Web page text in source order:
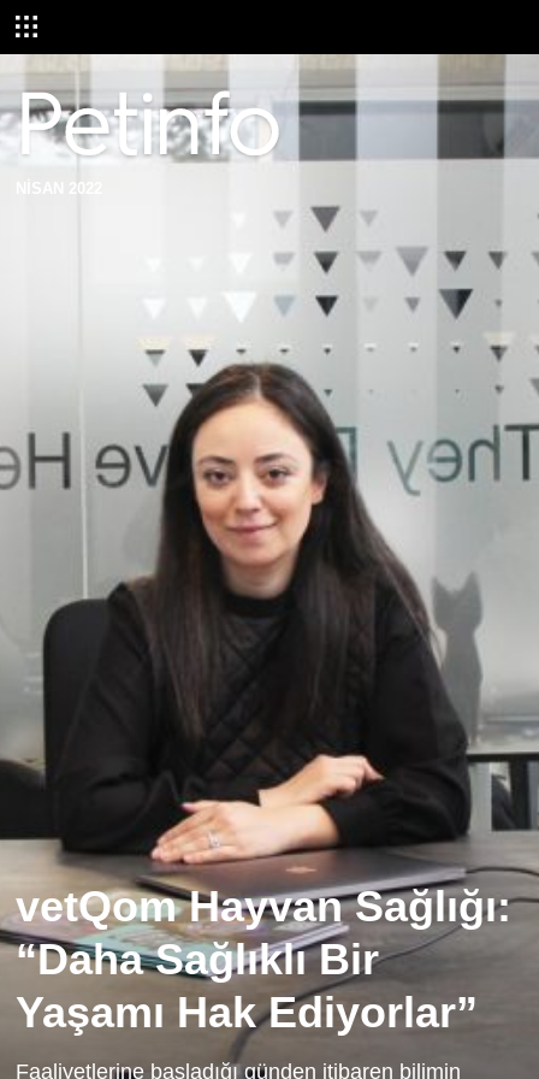
NİSAN 2022
vetQom Hayvan Sağlığı:
“Daha Sağlıklı Bir
Yaşamı Hak Ediyorlar”
Faaliyetlerine başladığı günden itibaren bilimin